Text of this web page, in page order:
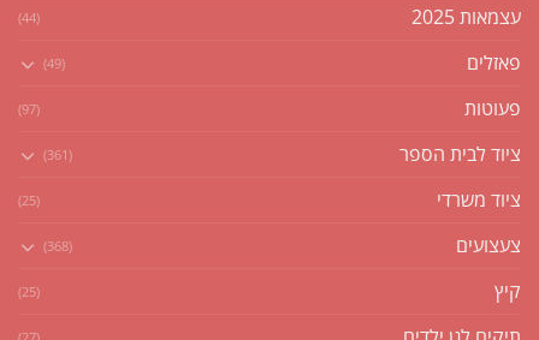
עצמאות 2025 (44)
פאזלים (49)
פעוטות (97)
ציוד לבית הספר (361)
ציוד משרדי (25)
צעצועים (368)
קיץ (25)